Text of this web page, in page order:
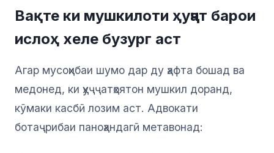
Вақте ки мушкилоти ҳуҷҷат барои
ислоҳ хеле бузург аст
Агар мусоҳибаи шумо дар ду ҳафта бошад ва
медонед, ки ҳуҷҷатҳоятон мушкил доранд,
кӯмаки касбӣ лозим аст. Адвокати
ботаҷрибаи паноҳандагӣ метавонад: